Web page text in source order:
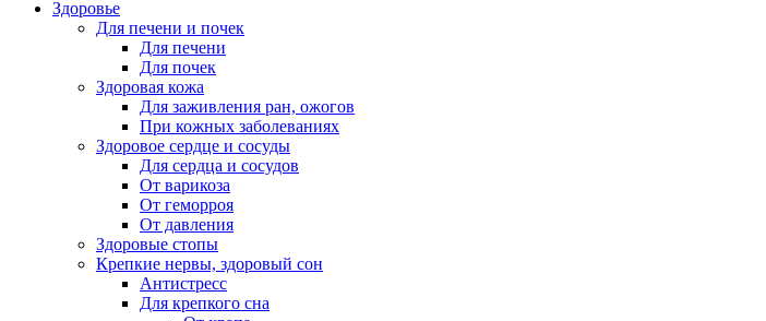
Здоровье
Для печени и почек
Для печени
Для почек
Здоровая кожа
Для заживления ран, ожогов
При кожных заболеваниях
Здоровое сердце и сосуды
Для сердца и сосудов
От варикоза
От геморроя
От давления
Здоровые стопы
Крепкие нервы, здоровый сон
Антистресс
Для крепкого сна